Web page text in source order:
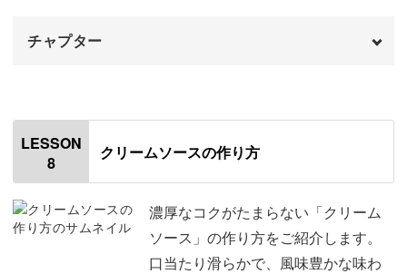
チャプター
はじめに
使用材料
食材を切る 02:52
05:49
LESSON
8
クリームソースの作り方
濃厚なコクがたまらない「クリーム
ソース」の作り方をご紹介します。
口当たり滑らかで、風味豊かな味わ